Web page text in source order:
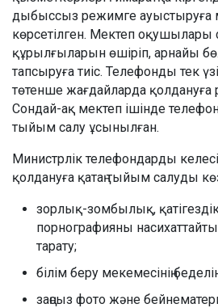
дыбыссыз режимге ауыстыруға
көрсетілген. Мектеп оқушылары
құрылғыларын өшіріп, арнайы
тапсыруға тиіс. Телефонды тек
төтенше жағдайларда қолдануға
Сондай-ақ мектеп ішінде
тыйым салу ұсынылған.
Министрлік телефондарды
қолдануға қатаң тыйым салуды
зорлық-зомбылық,
порнографияны
тарату;
білім беру мекемесінің
заңсыз фото және